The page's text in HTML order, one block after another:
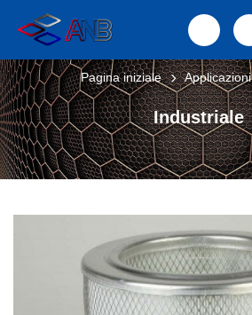
Industriale
Pagina iniziale Applicazioni